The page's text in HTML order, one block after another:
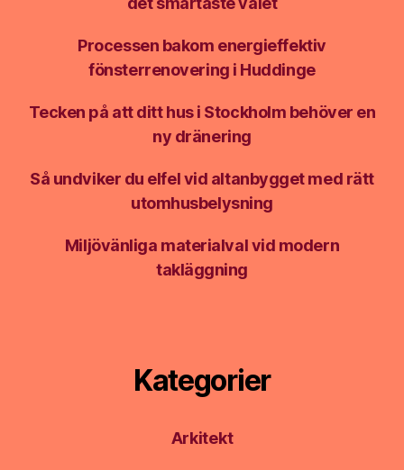
Processen bakom energieffektiv
fönsterrenovering i Huddinge
Tecken på att ditt hus i Stockholm behöver en
ny dränering
Så undviker du elfel vid altanbygget med rätt
utomhusbelysning
Miljövänliga materialval vid modern
takläggning
Kategorier
Arkitekt